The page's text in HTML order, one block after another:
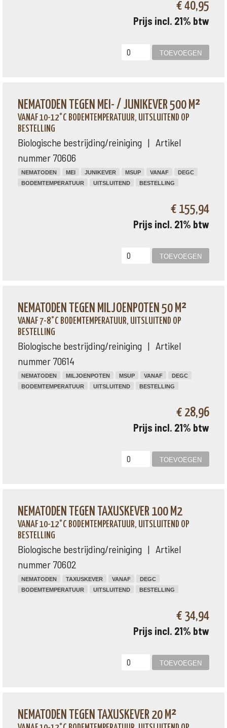
€ 40,95
Prijs incl. 21% btw
NEMATODEN TEGEN MEI- / JUNIKEVER 500 M²
VANAF 10-12°C BODEMTEMPERATUUR, UITSLUITEND OP
BESTELLING
Biologische bestrijding/reiniging | Artikel
nummer 70606
NEMATODEN MEI JUNIKEVER MSUP VANAF
DEGC
BODEMTEMPERATUUR
UITSLUITEND BESTELLING
€ 155,94
Prijs incl. 21% btw
NEMATODEN TEGEN MILJOENPOTEN 50 M²
VANAF 7-8°C BODEMTEMPERATUUR, UITSLUITEND OP
BESTELLING
Biologische bestrijding/reiniging | Artikel
nummer 70614
NEMATODEN MILJOENPOTEN MSUP VANAF
DEGC
BODEMTEMPERATUUR
UITSLUITEND BESTELLING
€ 28,96
Prijs incl. 21% btw
NEMATODEN TEGEN TAXUSKEVER 100 M2
VANAF 10-12°C BODEMTEMPERATUUR, UITSLUITEND OP
BESTELLING
Biologische bestrijding/reiniging | Artikel
nummer 70602
NEMATODEN TAXUSKEVER VANAF
DEGC
BODEMTEMPERATUUR
UITSLUITEND BESTELLING
€ 34,94
Prijs incl. 21% btw
NEMATODEN TEGEN TAXUSKEVER 20 M²